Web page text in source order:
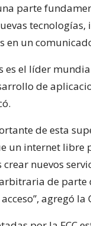
parte
tecnologías,
en un
es el líder
de
de esta
un internet libre
nuevos
de parte
agregó la